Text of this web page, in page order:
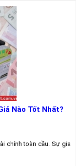
Nào Tốt Nhất?
chính toàn cầu. Sự gia